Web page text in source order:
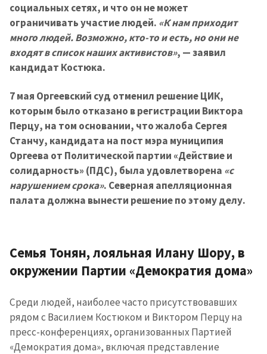
социальных сетях, и что он не может
ограничивать участие людей. «К нам приходит
много людей. Возможно, кто-то и есть, но они не
входят в список наших активистов», — заявил
кандидат Костюка.
7 мая Оргеевский суд отменил решение ЦИК,
которым было отказано в регистрации Виктора
Перцу, на том основании, что жалоба Сергея
Станчу, кандидата на пост мэра муниципия
Оргеева от Политической партии «Действие и
солидарность» (ПДС), была удовлетворена «с
нарушением срока». Северная апелляционная
палата должна вынести решение по этому делу.
Семья Тонян, лояльная Илану Шору, в
окружении Партии «Демократия дома»
Среди людей, наиболее часто присутствовавших
рядом с Василием Костюком и Виктором Перцу на
пресс-конференциях, организованных Партией
«Демократия дома», включая представление